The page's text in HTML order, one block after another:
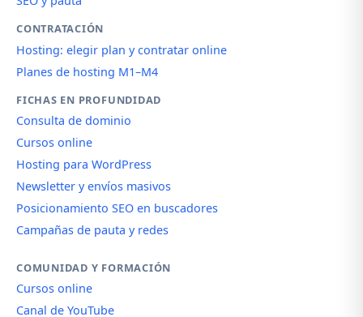
CONTRATACIÓN
Hosting: elegir plan y contratar online
Planes de hosting M1–M4
FICHAS EN PROFUNDIDAD
Consulta de dominio
Cursos online
Hosting para WordPress
Newsletter y envíos masivos
Posicionamiento SEO en buscadores
Campañas de pauta y redes
COMUNIDAD Y FORMACIÓN
Cursos online
Canal de YouTube